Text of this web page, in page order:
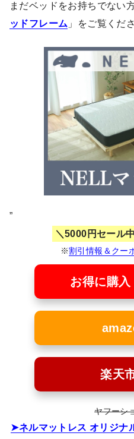
まだベッドをお持ちでない
ッドフレーム 」をご覧くだ
”
5000円セール
※割引情報＆クー
お得に購入
楽天
ヤフーシ
ネルマットレス オリジナ